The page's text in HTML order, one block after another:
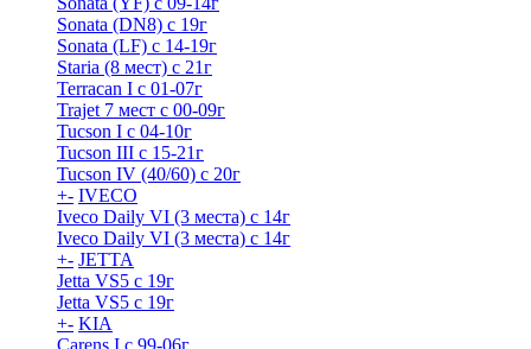
Sonata (DN8) с 19г
Sonata (LF) с 14-19г
Staria (8 мест) c 21г
Terracan I c 01-07г
Trajet 7 мест с 00-09г
Tucson I c 04-10г
Tucson III с 15-21г
Tucson IV (40/60) с 20г
+- IVECO
Iveco Daily VI (3 места) с 14г
Iveco Daily VI (3 места) с 14г
+- JETTA
Jetta VS5 с 19г
Jetta VS5 с 19г
+- KIA
Carens I c 99-06г